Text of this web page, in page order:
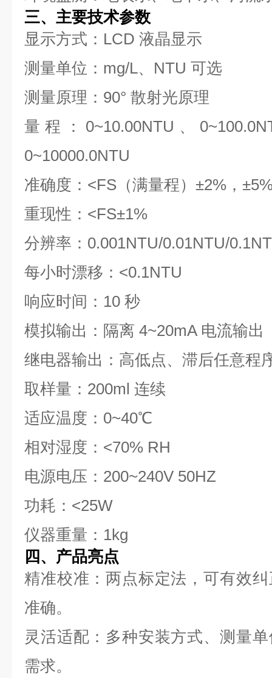
三、主要技术参数
显示方式：LCD 液晶显示
测量单位：mg/L、NTU 可选
测量原理：90° 散射光原理
量程：0~10.00NTU、
0~10000.0NTU
准确度：<FS（满量程）±2%，
重现性：<FS±1%
分辨率：0.001NTU/0.01NTU/
每小时漂移：<0.1NTU
响应时间：10 秒
模拟输出：隔离 4~20mA 电流输出
继电器输出：高低点、滞后任意程
取样量：200ml 连续
适应温度：0~40℃
相对湿度：<70% RH
电源电压：200~240V 50HZ
功耗：<25W
仪器重量：1kg
四、产品亮点
精准校准：两点标定法，可有效
准确。
灵活适配：多种安装方式、测量
需求。